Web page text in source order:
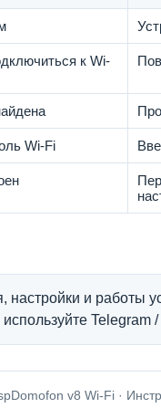
к Wi-
Wi-Fi
и работы
используйте Telegram
v8 Wi-Fi ·